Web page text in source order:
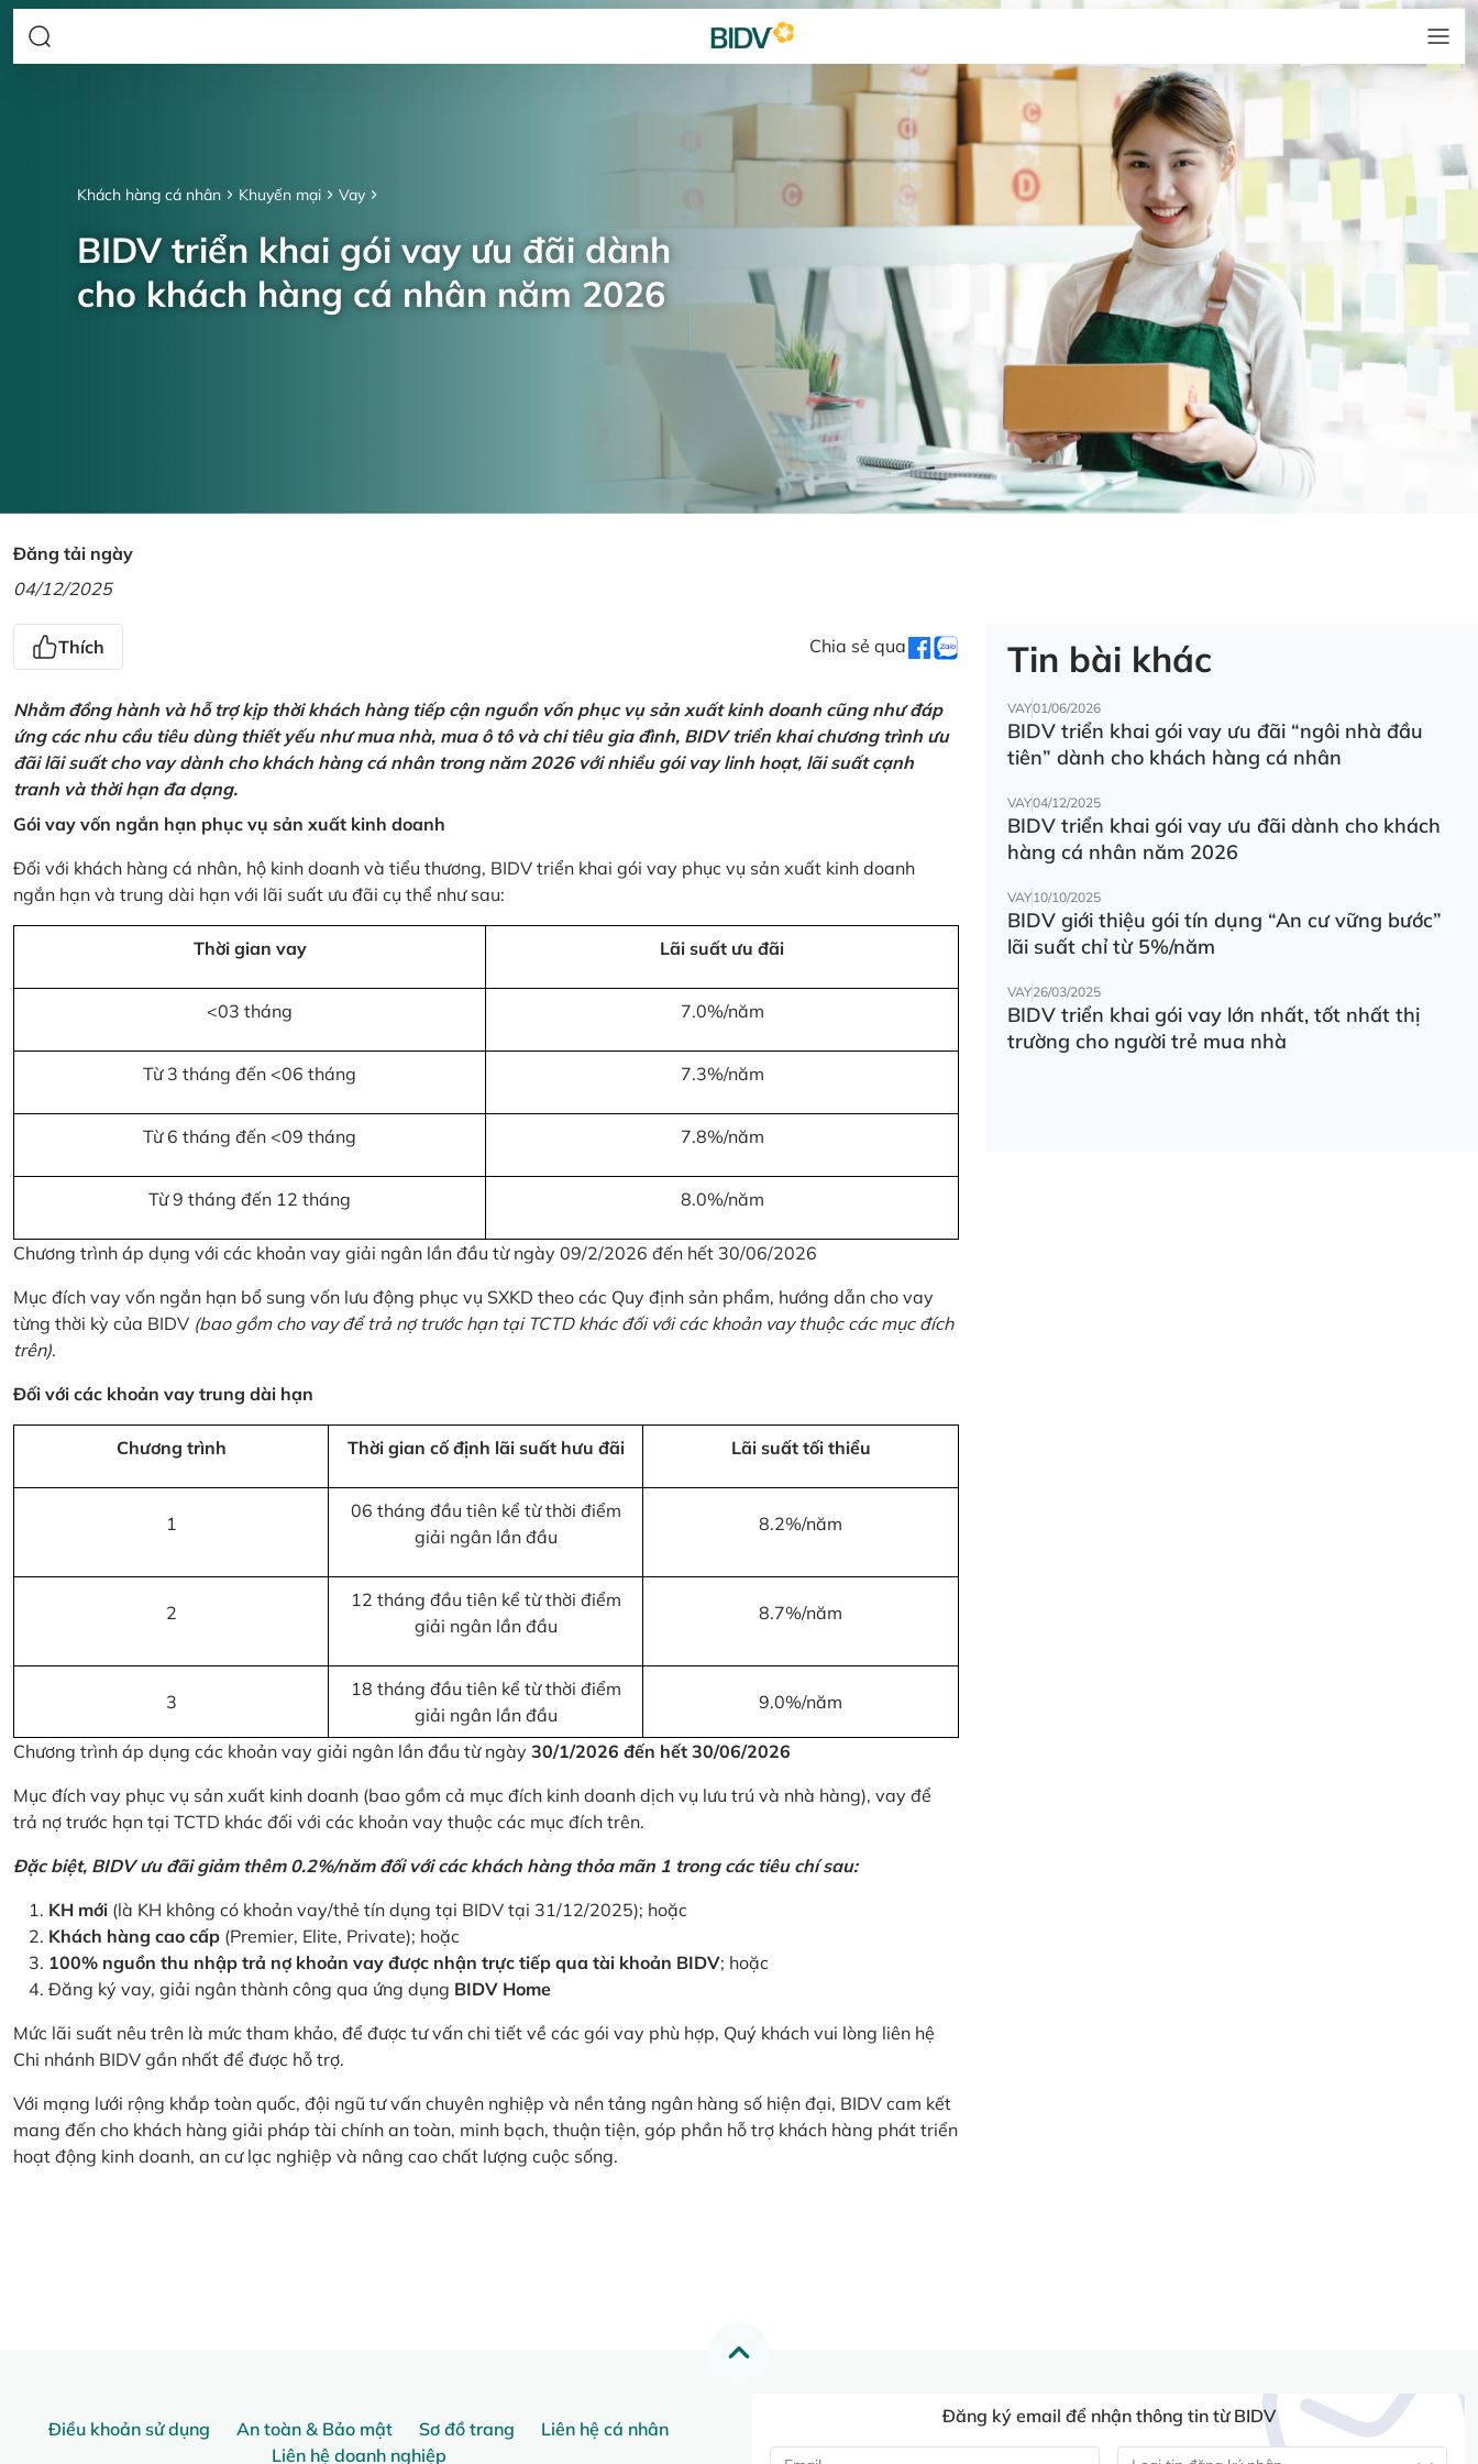
Khách hàng cá nhân Khuyến mại Vay
BIDV triển khai gói vay ưu đãi dành
cho khách hàng cá nhân năm 2026
Đăng tải ngày
04/12/2025
Thích Chia sẻ qua
Nhằm đồng hành và hỗ trợ kịp thời khách hàng tiếp cận nguồn vốn phục vụ sản xuất kinh doanh cũng như đáp
ứng các nhu cầu tiêu dùng thiết yếu như mua nhà, mua ô tô và chi tiêu gia đình, BIDV triển khai chương trình ưu
đãi lãi suất cho vay dành cho khách hàng cá nhân trong năm 2026 với nhiều gói vay linh hoạt, lãi suất cạnh
tranh và thời hạn đa dạng.
Gói vay vốn ngắn hạn phục vụ sản xuất kinh doanh
Đối với khách hàng cá nhân, hộ kinh doanh và tiểu thương, BIDV triển khai gói vay phục vụ sản xuất kinh doanh
ngắn hạn và trung dài hạn với lãi suất ưu đãi cụ thể như sau:
Thời gian vay Lãi suất ưu đãi
<03 tháng 7.0%/năm
Từ 3 tháng đến <06 tháng 7.3%/năm
Từ 6 tháng đến <09 tháng 7.8%/năm
Từ 9 tháng đến 12 tháng 8.0%/năm
Chương trình áp dụng với các khoản vay giải ngân lần đầu từ ngày 09/2/2026 đến hết 30/06/2026
Mục đích vay vốn ngắn hạn bổ sung vốn lưu động phục vụ SXKD theo các Quy định sản phẩm, hướng dẫn cho vay
từng thời kỳ của BIDV (bao gồm cho vay để trả nợ trước hạn tại TCTD khác đối với các khoản vay thuộc các mục đích
trên).
Đối với các khoản vay trung dài hạn
Chương trình Thời gian cố định lãi suất hưu đãi Lãi suất tối thiểu
1
06 tháng đầu tiên kể từ thời điểm
giải ngân lần đầu
8.2%/năm
2
12 tháng đầu tiên kể từ thời điểm
giải ngân lần đầu
8.7%/năm
3
18 tháng đầu tiên kể từ thời điểm
giải ngân lần đầu
9.0%/năm
Chương trình áp dụng các khoản vay giải ngân lần đầu từ ngày 30/1/2026 đến hết 30/06/2026
Mục đích vay phục vụ sản xuất kinh doanh (bao gồm cả mục đích kinh doanh dịch vụ lưu trú và nhà hàng), vay để
trả nợ trước hạn tại TCTD khác đối với các khoản vay thuộc các mục đích trên.
Đặc biệt, BIDV ưu đãi giảm thêm 0.2%/năm đối với các khách hàng thỏa mãn 1 trong các tiêu chí sau:
KH mới (là KH không có khoản vay/thẻ tín dụng tại BIDV tại 31/12/2025); hoặc
Khách hàng cao cấp (Premier, Elite, Private); hoặc
100% nguồn thu nhập trả nợ khoản vay được nhận trực tiếp qua tài khoản BIDV; hoặc
Đăng ký vay, giải ngân thành công qua ứng dụng BIDV Home
Mức lãi suất nêu trên là mức tham khảo, để được tư vấn chi tiết về các gói vay phù hợp, Quý khách vui lòng liên hệ
Chi nhánh BIDV gần nhất để được hỗ trợ.
Với mạng lưới rộng khắp toàn quốc, đội ngũ tư vấn chuyên nghiệp và nền tảng ngân hàng số hiện đại, BIDV cam kết
mang đến cho khách hàng giải pháp tài chính an toàn, minh bạch, thuận tiện, góp phần hỗ trợ khách hàng phát triển
hoạt động kinh doanh, an cư lạc nghiệp và nâng cao chất lượng cuộc sống.
Tin bài khác
VAY01/06/2026
BIDV triển khai gói vay ưu đãi “ngôi nhà đầu
tiên” dành cho khách hàng cá nhân
VAY04/12/2025
BIDV triển khai gói vay ưu đãi dành cho khách
hàng cá nhân năm 2026
VAY10/10/2025
BIDV giới thiệu gói tín dụng “An cư vững bước”
lãi suất chỉ từ 5%/năm
VAY26/03/2025
BIDV triển khai gói vay lớn nhất, tốt nhất thị
trường cho người trẻ mua nhà
Điều khoản sử dụng An toàn & Bảo mật Sơ đồ trang
Liên hệ cá nhân
Liên hệ doanh nghiệp
Đăng ký email để nhận thông tin từ BIDV